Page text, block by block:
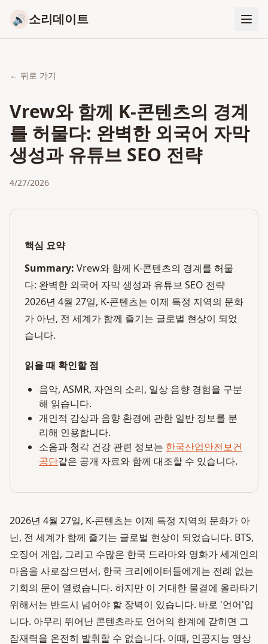
🔊 소리데이트
← 뒤로 가기
Vrew와 함께 K-콘텐츠의 경계
를 허물다: 완벽한 외국어 자막
생성과 유튜브 SEO 전략
4/27/2026
핵심 요약
Summary: Vrew와 함께 K-콘텐츠의 경계를 허물
다: 완벽한 외국어 자막 생성과 유튜브 SEO 전략
2026년 4월 27일, K-콘텐츠는 이제 특정 지역의 문화
가 아닌, 전 세계가 함께 즐기는 글로벌 현상이 되었
습니다.
읽을 때 확인할 점
음악, ASMR, 자연의 소리, 일상 음향 경험을 구분
해 읽습니다.
개인적 감상과 음향 환경에 관한 일반 정보를 분
리해 인용합니다.
소음과 청각 건강 관련 정보는 한국산업안전보건
공단같은 공개 자료와 함께 대조할 수 있습니다.
2026년 4월 27일, K-콘텐츠는 이제 특정 지역의 문화가 아
닌, 전 세계가 함께 즐기는 글로벌 현상이 되었습니다. BTS,
오징어 게임, 그리고 수많은 한국 드라마와 영화가 세계인의
마음을 사로잡으면서, 한국 크리에이터들에게는 전례 없는
기회의 문이 열렸습니다. 하지만 이 거대한 물결에 올라타기
위해서는 반드시 넘어야 할 장벽이 있습니다. 바로 '언어'입
니다. 아무리 뛰어난 콘텐츠라도 언어의 한계에 갇히면 그
잠재력을 온전히 발휘할 수 없습니다. 이때, 인공지능 영상